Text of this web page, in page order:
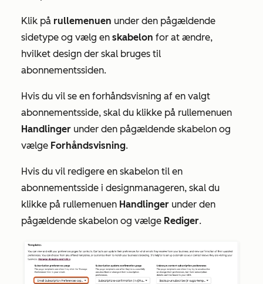
Klik på rullemenuen under den pågældende
sidetype og vælg en skabelon for at ændre,
hvilket design der skal bruges til
abonnementssiden.
Hvis du vil se en forhåndsvisning af en valgt
abonnementsside, skal du klikke på rullemenuen
Handlinger under den pågældende skabelon og
vælge Forhåndsvisning.
Hvis du vil redigere en skabelon til en
abonnementsside i designmanageren, skal du
klikke på rullemenuen Handlinger under den
pågældende skabelon og vælge Rediger.